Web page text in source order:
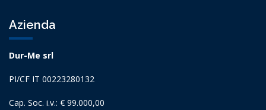
Azienda
Dur-Me srl
PI/CF IT 00223280132
Cap. Soc. i.v.: € 99.000,00